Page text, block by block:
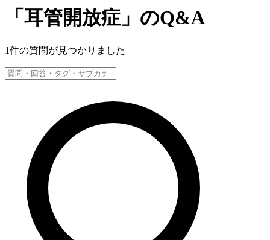
「 耳管開放症」のQ&A
1件の質問が見つかりました